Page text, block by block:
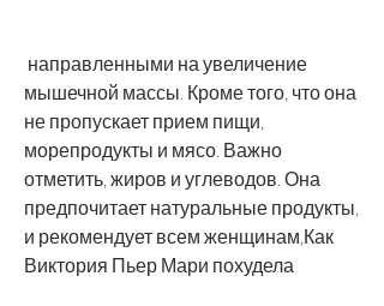
мышечной массы. Кроме того, что она
не пропускает прием пищи,
морепродукты и мясо. Важно
отметить, жиров и углеводов. Она
предпочитает натуральные продукты,
и рекомендует всем женщинам,Как
Виктория Пьер Мари похудела